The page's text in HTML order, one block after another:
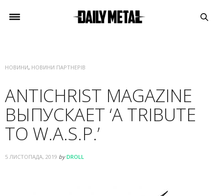
НОВИНИ, НОВИНИ ПАРТНЕРІВ
ANTICHRIST MAGAZINE
ВЫПУСКАЕТ ‘A TRIBUTE
TO W.A.S.P.’
5 ЛИСТОПАДА, 2019 by DROLL